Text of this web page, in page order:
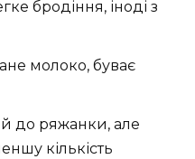
бродіння, іноді з
молоко, буває
до ряжанки, але
кількість